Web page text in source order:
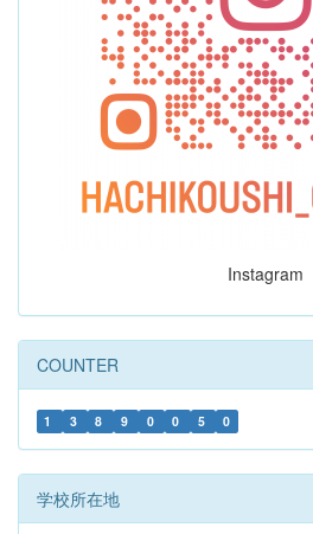
Instagram
COUNTER
1 3 8 9 0 0 5 0
学校所在地